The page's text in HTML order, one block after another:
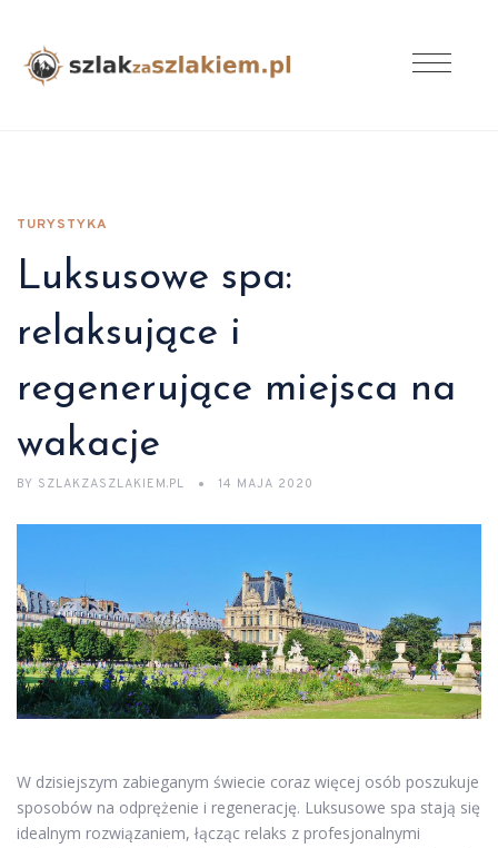
TURYSTYKA
Luksusowe spa:
relaksujące i
regenerujące miejsca na
wakacje
BY SZLAKZASZLAKIEM.PL 14 MAJA 2020
W dzisiejszym zabieganym świecie coraz więcej osób poszukuje
sposobów na odprężenie i regenerację. Luksusowe spa stają się
idealnym rozwiązaniem, łącząc relaks z profesjonalnymi